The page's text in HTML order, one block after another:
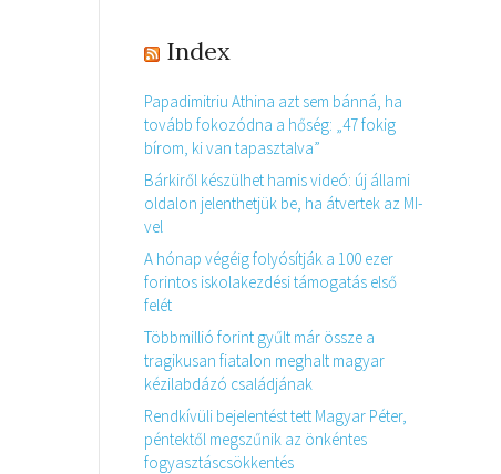
Index
Papadimitriu Athina azt sem bánná, ha
tovább fokozódna a hőség: „47 fokig
bírom, ki van tapasztalva”
Bárkiről készülhet hamis videó: új állami
oldalon jelenthetjük be, ha átvertek az MI-
vel
A hónap végéig folyósítják a 100 ezer
forintos iskolakezdési támogatás első
felét
Többmillió forint gyűlt már össze a
tragikusan fiatalon meghalt magyar
kézilabdázó családjának
Rendkívüli bejelentést tett Magyar Péter,
péntektől megszűnik az önkéntes
fogyasztáscsökkentés